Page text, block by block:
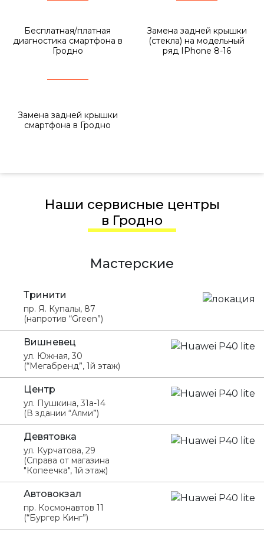
Бесплатная/платная
диагностика смартфона в
Гродно
Замена задней крышки
(стекла) на модельный
ряд IPhone 8-16
Замена задней крышки
смартфона в Гродно
Наши сервисные центры
в Гродно
Мастерские
Тринити
пр. Я. Купалы, 87
(напротив “Green”)
Вишневец
ул. Южная, 30
(“Мегабренд”, 1й этаж)
Центр
ул. Пушкина, 31а-14
(В здании “Алми”)
Девятовка
ул. Курчатова, 29
(Справа от магазина
"Копеечка", 1й этаж)
Автовокзал
пр. Космонавтов 11
(“Бургер Кинг”)